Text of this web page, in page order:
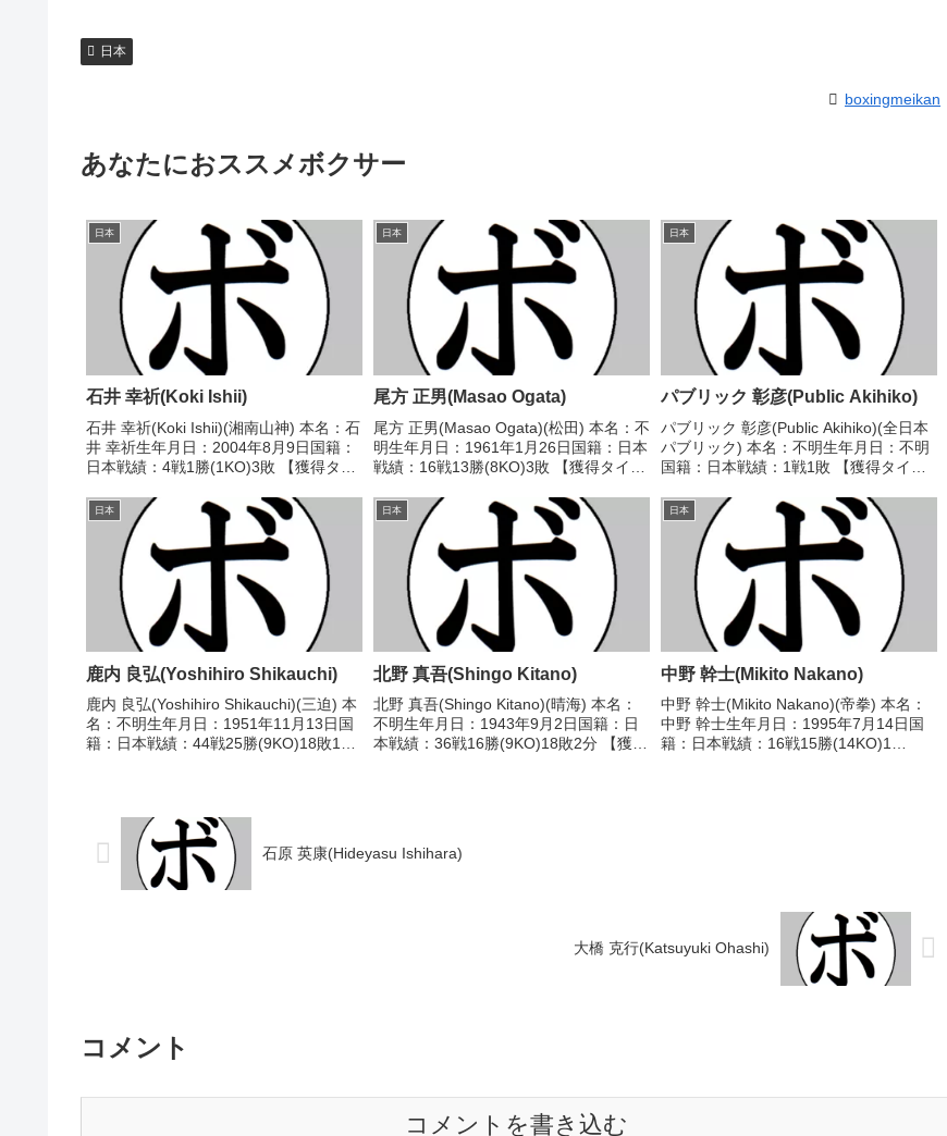
日本
boxingmeikan
あなたにおススメボクサー
日本
石井 幸祈(Koki Ishii)
石井 幸祈(Koki Ishii)(湘南山神) 本名：石
井 幸祈生年月日：2004年8月9日国籍：
日本戦績：4戦1勝(1KO)3敗 【獲得タイ
●4RTKO 松本 和樹(新日本木村)■2024
年度東日...
日本
尾方 正男(Masao Ogata)
尾方 正男(Masao Ogata)(松田) 本名：不
明生年月日：1961年1月26日国籍：日本
戦績：16戦13勝(8KO)3敗 【獲得タイト
王 【戦歴】1978/08/27 ○1RKO 国清
正(疋田)...
日本
パブリック 彰彦(Public Akihiko)
パブリック 彰彦(Public Akihiko)(全日本
パブリック) 本名：不明生年月日：不明
国籍：日本戦績：1戦1敗 【獲得タイト
●3RKO 西島 洋介山(オサム) 【補足情
報】・キックボクシング戦...
日本
鹿内 良弘(Yoshihiro Shikauchi)
鹿内 良弘(Yoshihiro Shikauchi)(三迫) 本
名：不明生年月日：1951年11月13日国
籍：日本戦績：44戦25勝(9KO)18敗1
日本
北野 真吾(Shingo Kitano)
北野 真吾(Shingo Kitano)(晴海) 本名：
不明生年月日：1943年9月2日国籍：日
本戦績：36戦16勝(9KO)18敗2分 【獲得
日本
中野 幹士(Mikito Nakano)
中野 幹士(Mikito Nakano)(帝拳) 本名：
中野 幹士生年月日：1995年7月14日国
籍：日本戦績：16戦15勝(14KO)1
石原 英康(Hideyasu Ishihara)
大橋 克行(Katsuyuki Ohashi)
コメント
コメントを書き込む